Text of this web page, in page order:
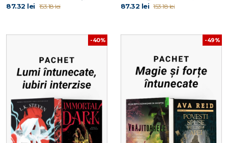
87.32 lei 153.18 lei 87.32 lei 153.18 lei
-40% -49%